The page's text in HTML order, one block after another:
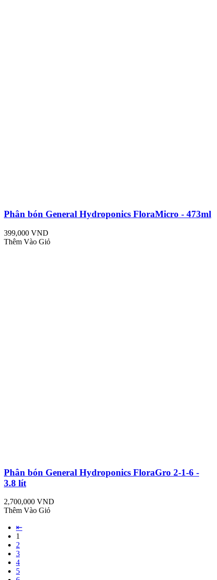
Phân bón General Hydroponics FloraMicro - 473ml
399,000 VND
Thêm Vào Giỏ
Phân bón General Hydroponics FloraGro 2-1-6 -
3.8 lít
2,700,000 VND
Thêm Vào Giỏ
⇤
1
2
3
4
5